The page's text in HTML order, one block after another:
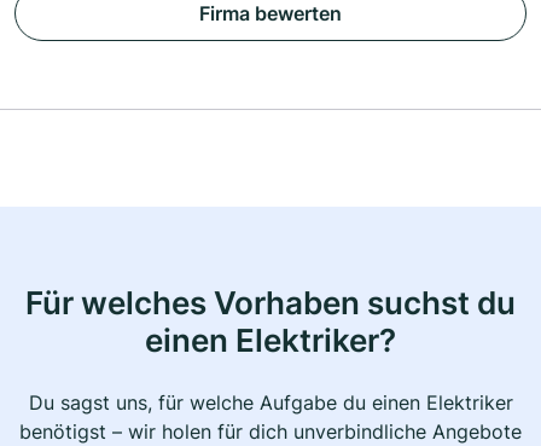
Firma bewerten
Für welches Vorhaben suchst du
einen Elektriker?
Du sagst uns, für welche Aufgabe du einen Elektriker
benötigst – wir holen für dich unverbindliche Angebote